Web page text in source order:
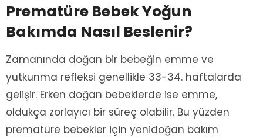
Prematüre Bebek Yoğun
Bakımda Nasıl Beslenir?
Zamanında doğan bir bebeğin emme ve
yutkunma refleksi genellikle 33-34. haftalarda
gelişir. Erken doğan bebeklerde ise emme,
oldukça zorlayıcı bir süreç olabilir. Bu yüzden
prematüre bebekler için yenidoğan bakım